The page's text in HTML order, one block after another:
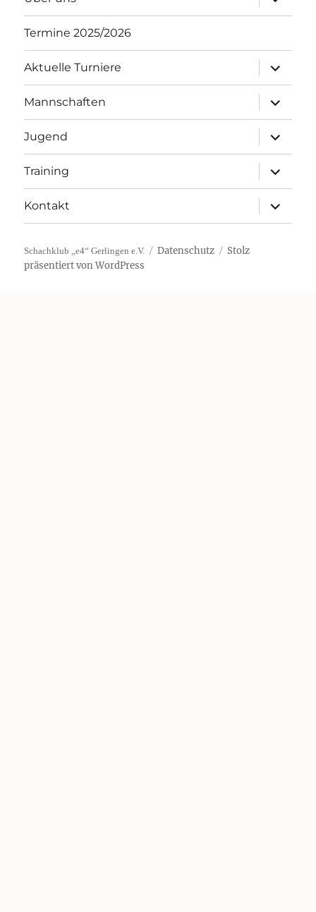
öffnen
Termine 2025/2026
Aktuelle Turniere
öffnen
Mannschaften
öffnen
Jugend
öffnen
Training
öffnen
Kontakt
öffnen
Schachklub „e4“ Gerlingen e.V. Datenschutz
Stolz
präsentiert von WordPress